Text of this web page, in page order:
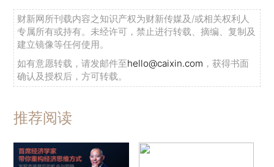
财新网所刊载内容之知识产权为财新传媒及/或相关权利人
专属所有或持有。未经许可，禁止进行转载、摘编、复制及
建立镜像等任何使用。
如有意愿转载，请发邮件至hello@caixin.com ，获得书面
确认及授权后，方可转载。
推荐阅读